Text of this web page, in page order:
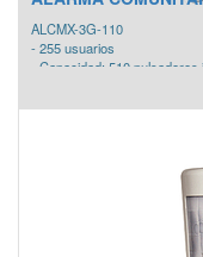
ALCMX-3G-110
- 255 usuarios
- Capacidad: 510 pulsadores
- Reporte local SMS a 26
- Monitoreo por plataforma
- Modulo de chip (GSM /
- Módulo ethernet (TC / IP).